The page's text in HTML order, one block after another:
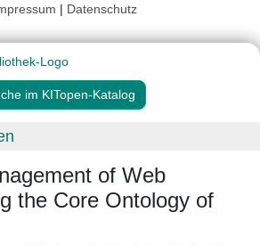
| Datenschutz
im KITopen-Katalog
of Web
the Core Ontology of